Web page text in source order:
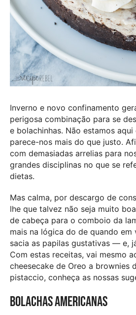
Inverno e novo confinamento
perigosa combinação para se
e bolachinhas. Não estamos
parece-nos mais do que justo.
com demasiadas arrelias para
grandes disciplinas no que se
dietas.
Mas calma, por descargo de
lhe que talvez não seja muito
de cabeça para o comboio da
mais na lógica do de quando em
sacia as papilas gustativas — e,
Com estas receitas, vai mesmo
cheesecake de Oreo a brownies
pistaccio, conheça as nossas
Bolachas americanas